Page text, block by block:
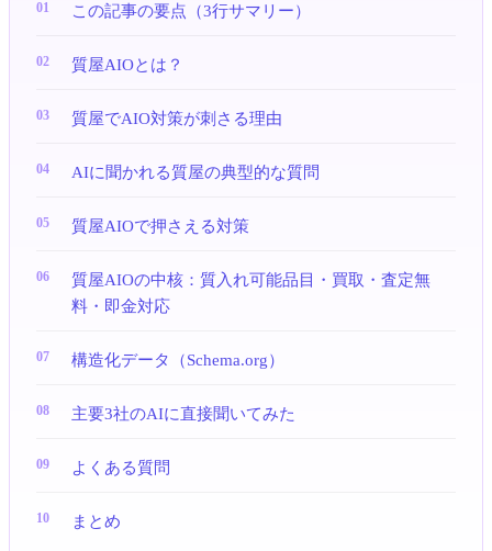
この記事の要点（3行サマリー）
質屋AIOとは？
質屋でAIO対策が刺さる理由
AIに聞かれる質屋の典型的な質問
質屋AIOで押さえる対策
質屋AIOの中核：質入れ可能品目・買取・査定無
料・即金対応
構造化データ（Schema.org）
主要3社のAIに直接聞いてみた
よくある質問
まとめ